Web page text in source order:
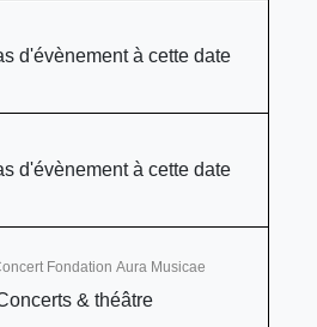
d'évènement à cette date
d'évènement à cette date
Concert Fondation Aura Musicae
& théâtre